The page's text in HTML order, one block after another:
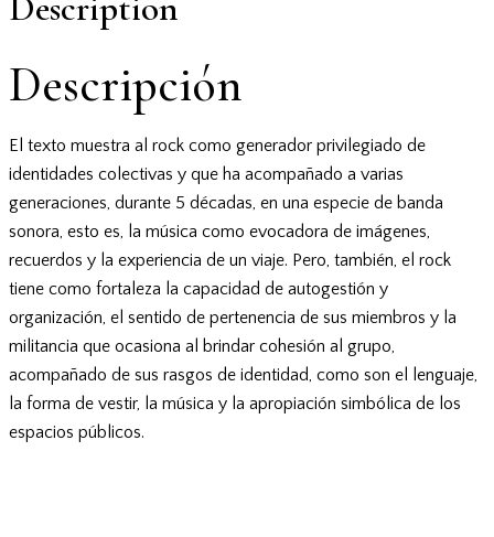
Descripción
El texto muestra al rock como generador privilegiado de
identidades colectivas y que ha acompañado a varias
generaciones, durante 5 décadas, en una especie de banda
sonora, esto es, la música como evocadora de imágenes,
recuerdos y la experiencia de un viaje. Pero, también, el rock
tiene como fortaleza la capacidad de autogestión y
organización, el sentido de pertenencia de sus miembros y la
militancia que ocasiona al brindar cohesión al grupo,
acompañado de sus rasgos de identidad, como son el lenguaje,
la forma de vestir, la música y la apropiación simbólica de los
espacios públicos.